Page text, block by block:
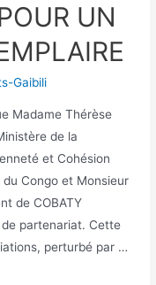
UN
Gaibili
Madame Thérèse
de la
et Cohésion
Congo et Monsieur
de COBATY
partenariat. Cette
perturbé par …